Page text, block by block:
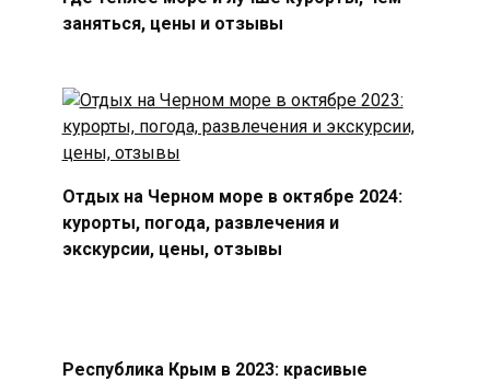
заняться, цены и отзывы
Отдых на Черном море в октябре 2024:
курорты, погода, развлечения и
экскурсии, цены, отзывы
Республика Крым в 2023: красивые